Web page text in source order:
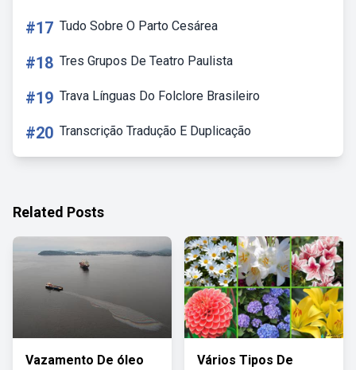
#17 Tudo Sobre O Parto Cesárea
#18 Tres Grupos De Teatro Paulista
#19 Trava Línguas Do Folclore Brasileiro
#20 Transcrição Tradução E Duplicação
Related Posts
Vazamento De óleo Vários Tipos De